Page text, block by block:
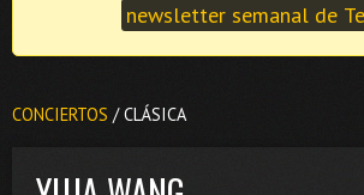
newsletter semanal de
CONCIERTOS / CLÁSICA